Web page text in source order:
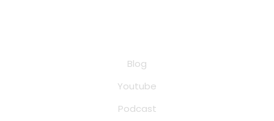
Blog
Youtube
Podcast